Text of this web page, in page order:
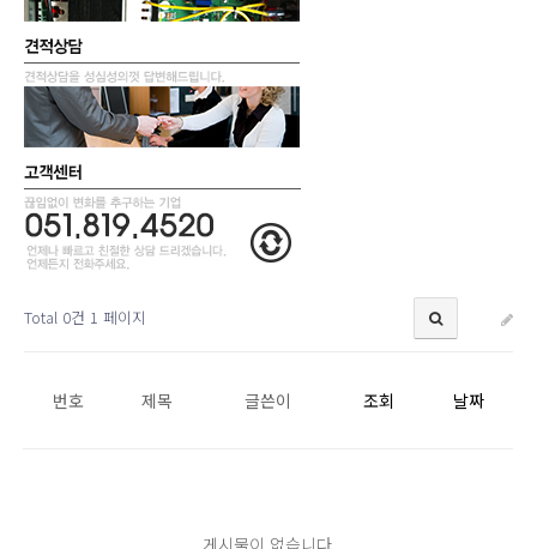
Total 0건 1 페이지
번호 제목 글쓴이 조회 날짜
게시물이 없습니다.